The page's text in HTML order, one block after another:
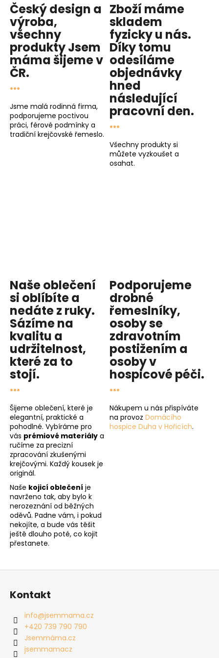
Český design a
výroba,
všechny
produktyJsem
mámašijeme v
ČR.
...
Jsme malá rodinná firma,
podporujeme poctivou
práci, férové podmínky a
tradiční krejčovské řemeslo.
Zboží máme
skladem
fyzicky u nás.
Díky tomu
odesíláme
objednávky
hned
následující
pracovní den.
...
Všechny produkty si
můžete vyzkoušet a
osahat.
Naše oblečení
si oblíbíte a
nedáte z ruky.
Sázíme na
kvalitu a
udržitelnost,
které za to
stojí.
...
Šijeme oblečení, které je
elegantní, praktické a
pohodlné. Vybíráme pro
vás prémiové materiály a
ručíme za precizní
zpracování zkušenými
krejčovými. Každý kousek je
originál.
Naše kojicí oblečení je
navrženo tak, aby bylo k
nerozeznání od běžných
oděvů. Padne vám, i pokud
nekojíte, a bude vás těšit
ještě dlouho poté, co kojit
přestanete.
Podporujeme
drobné
řemeslníky,
osoby se
zdravotním
postižením a
osoby v
hospicové péči.
...
Nákupem u nás přispíváte
na provoz Domácího
hospice Duha v Hořicích.
Z
Kontakt
info@jsemmama.cz
+420 739 790 790
Jsemmáma.cz
jsemmamacz